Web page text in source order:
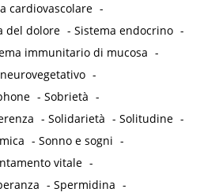
cardiovascolare -
del dolore -Sistema endocrino -
immunitario di mucosa -
-
-Sobrietà -
-Solidarietà -Solitudine -
-Sonno e sogni -
vitale -
-Spermidina -